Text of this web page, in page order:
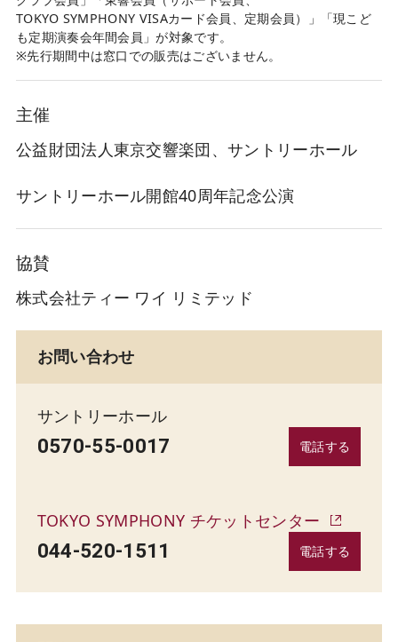
TOKYO SYMPHONY VISAカード会員、定期会員）」「現こど
も定期演奏会年間会員」が対象です。
※先行期間中は窓口での販売はございません。
主催
公益財団法人東京交響楽団、サントリーホール
サントリーホール開館40周年記念公演
協賛
株式会社ティー ワイ リミテッド
お問い合わせ
サントリーホール
0570-55-0017 電話する
TOKYO SYMPHONY チケットセンター
044-520-1511 電話する